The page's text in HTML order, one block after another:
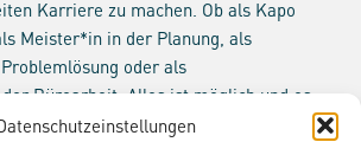
Karriere zu machen. Ob als Kapo
Meister*in in der Planung, als
oder als
Büroarbeit. Alles ist möglich und es